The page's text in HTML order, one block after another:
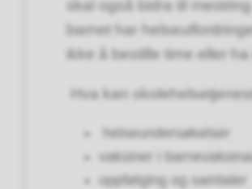
skal også bidra til
barnet har
ikke å bestille time eller
Hva kan
helseundersøkelser
vaksiner i
oppfølging og samtaler